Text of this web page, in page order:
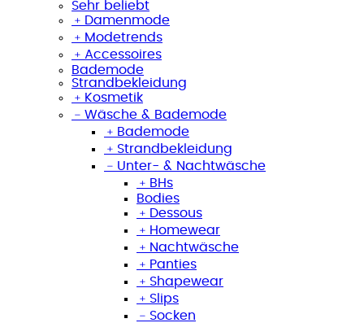
Sehr beliebt
﹢ Damenmode
﹢ Modetrends
﹢ Accessoires
Bademode
Strandbekleidung
﹢ Kosmetik
﹣ Wäsche & Bademode
﹢ Bademode
﹢ Strandbekleidung
﹣ Unter- & Nachtwäsche
﹢ BHs
Bodies
﹢ Dessous
﹢ Homewear
﹢ Nachtwäsche
﹢ Panties
﹢ Shapewear
﹢ Slips
﹣ Socken